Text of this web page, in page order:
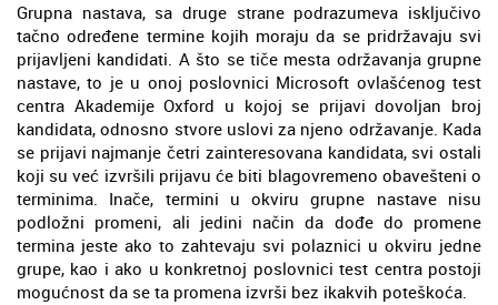
Grupna nastava, sa druge strane podrazumeva isključivo
tačno određene termine kojih moraju da se pridržavaju svi
prijavljeni kandidati. A što se tiče mesta održavanja grupne
nastave, to je u onoj poslovnici Microsoft ovlašćenog test
centra Akademije Oxford u kojoj se prijavi dovoljan broj
kandidata, odnosno stvore uslovi za njeno održavanje. Kada
se prijavi najmanje četri zainteresovana kandidata, svi ostali
koji su već izvršili prijavu će biti blagovremeno obavešteni o
terminima. Inače, termini u okviru grupne nastave nisu
podložni promeni, ali jedini način da dođe do promene
termina jeste ako to zahtevaju svi polaznici u okviru jedne
grupe, kao i ako u konkretnoj poslovnici test centra postoji
mogućnost da se ta promena izvrši bez ikakvih poteškoća.